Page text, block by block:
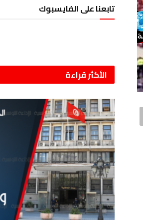
تابعنا على الفايسبوك
الأكثر قراءة